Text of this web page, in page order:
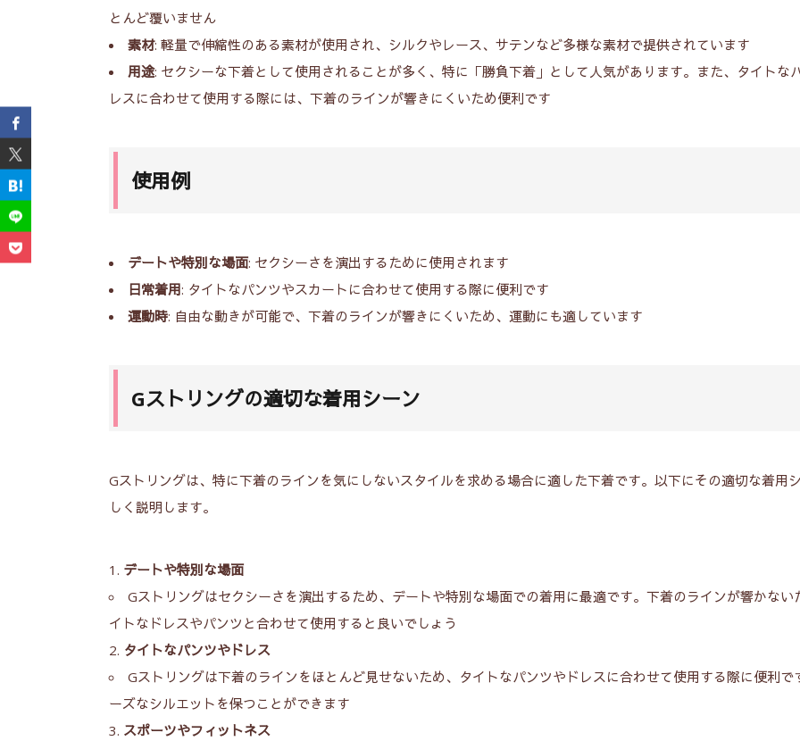
とんど覆いません
素材: 軽量で伸縮性のある素材が使用され、シルクやレース、サテンなど多様な素材で提供されています
用途: セクシーな下着として使用されることが多く、特に「勝負下着」として人気があります。また、タイトな
レスに合わせて使用する際には、下着のラインが響きにくいため便利です
使用例
デートや特別な場面: セクシーさを演出するために使用されます
日常着用: タイトなパンツやスカートに合わせて使用する際に便利です
運動時: 自由な動きが可能で、下着のラインが響きにくいため、運動にも適しています
Gストリングの適切な着用シーン
Gストリングは、特に下着のラインを気にしないスタイルを求める場合に適した下着です。以下にその適切な着用
しく説明します。
デートや特別な場面
Gストリングはセクシーさを演出するため、デートや特別な場面での着用に最適です。下着のラインが響かない
イトなドレスやパンツと合わせて使用すると良いでしょう
タイトなパンツやドレス
Gストリングは下着のラインをほとんど見せないため、タイトなパンツやドレスに合わせて使用する際に便利で
ーズなシルエットを保つことができます
スポーツやフィットネス